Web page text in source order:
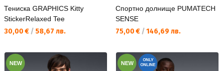
Тениска GRAPHICS Kitty
StickerRelaxed Tee
Текуща цена:
30,00 € / 58,67 лв.
Спортно долнище PUMATECH
SENSE
Текуща цена:
75,00 € / 146,69 лв.
NEW NEW
ONLY
ONLINE